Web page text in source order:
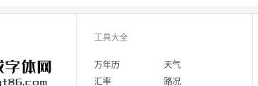
工具大全
万年历
天气
汇率
路况